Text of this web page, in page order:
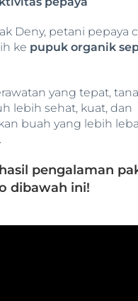
Deny, petani pepaya
ke pupuk organik
yang tepat,
lebih sehat, kuat, dan
buah yang lebih
pengalaman
dibawah ini!